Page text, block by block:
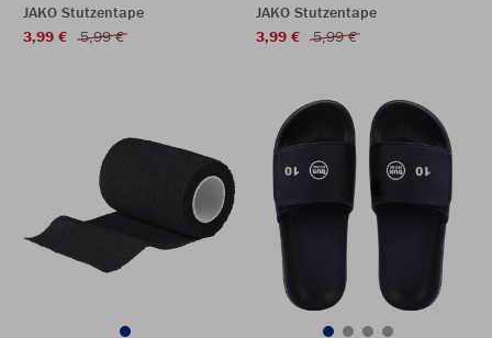
JAKO Stutzentape
3,99 €
5,99 €
JAKO Stutzentape
3,99 €
5,99 €